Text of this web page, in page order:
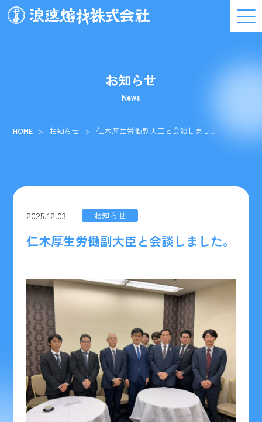
お知らせ
News
HOME お知らせ 仁木厚生労働副大臣と会談しまし…
2025.12.03 お知らせ
仁木厚生労働副大臣と会談しました。